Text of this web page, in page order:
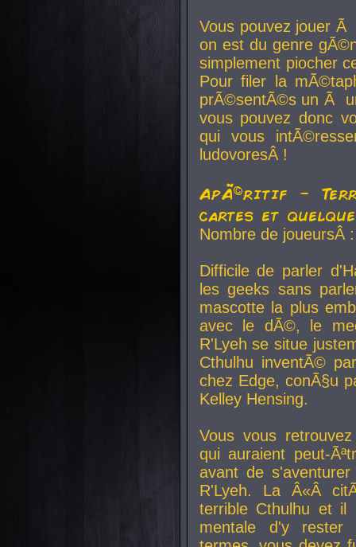
Vous pouvez jouer
on est du genre
simplement piocher
Pour filer la
prÃ©sentÃ©s un Ã
vous pouvez donc
qui vous
ludovoresÂ !
ApÃ©ritif -
cartes et
Nombre de
Difficile de parler
les geeks sans
mascotte la plus
avec le dÃ©, le
R'Lyeh se situe
Cthulhu inventÃ©
chez Edge, conÃ§u
Kelley Hensing.
Vous vous
qui auraient peut-
avant de
R'Lyeh. La Â«Â
terrible Cthulhu et
mentale d'y rester